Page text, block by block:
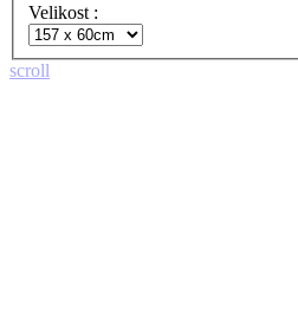
Velikost :
scroll